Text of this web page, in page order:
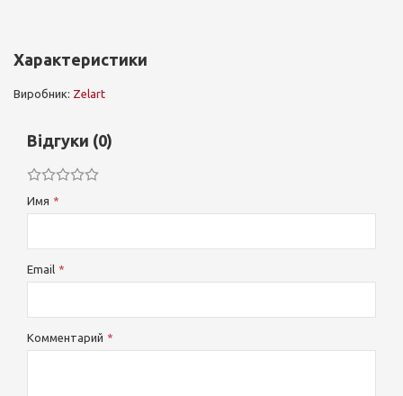
Характеристики
Виробник: Zelart
Відгуки (0)
Имя
Email
Комментарий